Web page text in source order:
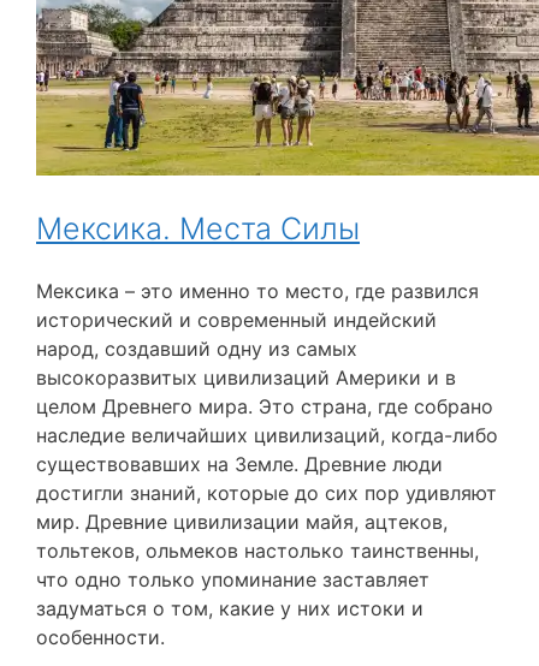
Мексика. Места Силы
Мексика – это именно то место, где развился
исторический и современный индейский
народ, создавший одну из самых
высокоразвитых цивилизаций Америки и в
целом Древнего мира. Это страна, где собрано
наследие величайших цивилизаций, когда-либо
существовавших на Земле. Древние люди
достигли знаний, которые до сих пор удивляют
мир. Древние цивилизации майя, ацтеков,
тольтеков, ольмеков настолько таинственны,
что одно только упоминание заставляет
задуматься о том, какие у них истоки и
особенности.